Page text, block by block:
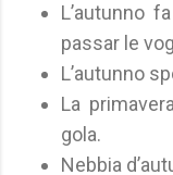
L’autunno
passar le
L’autunno
La
gola.
Nebbia